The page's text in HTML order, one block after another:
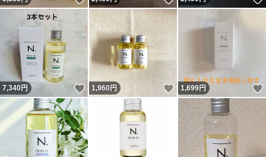
7,340円 いいね！
1,960円 いいね！
1,699円